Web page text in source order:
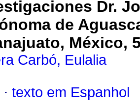
Dr.
de
México,
Carbó, Eulalia
· texto em Espanhol